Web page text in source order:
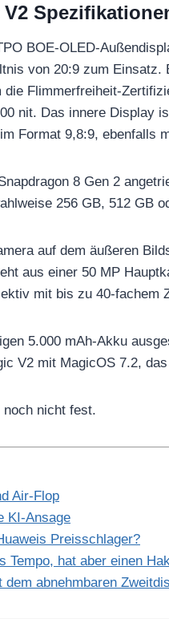
BOE-OLED-
von 20:9 zum Einsatz.
Flimmerfreiheit-
nit. Das innere Display
Format 9,8:9, ebenfalls
8 Gen 2
256 GB, 512 GB
auf dem äußeren
aus einer 50 MP
mit bis zu 40-fachem
5.000 mAh-Akku
V2 mit MagicOS 7.2,
nicht fest.
Air-Flop
KI-Ansage
Preisschlager?
Tempo, hat aber einen
abnehmbaren